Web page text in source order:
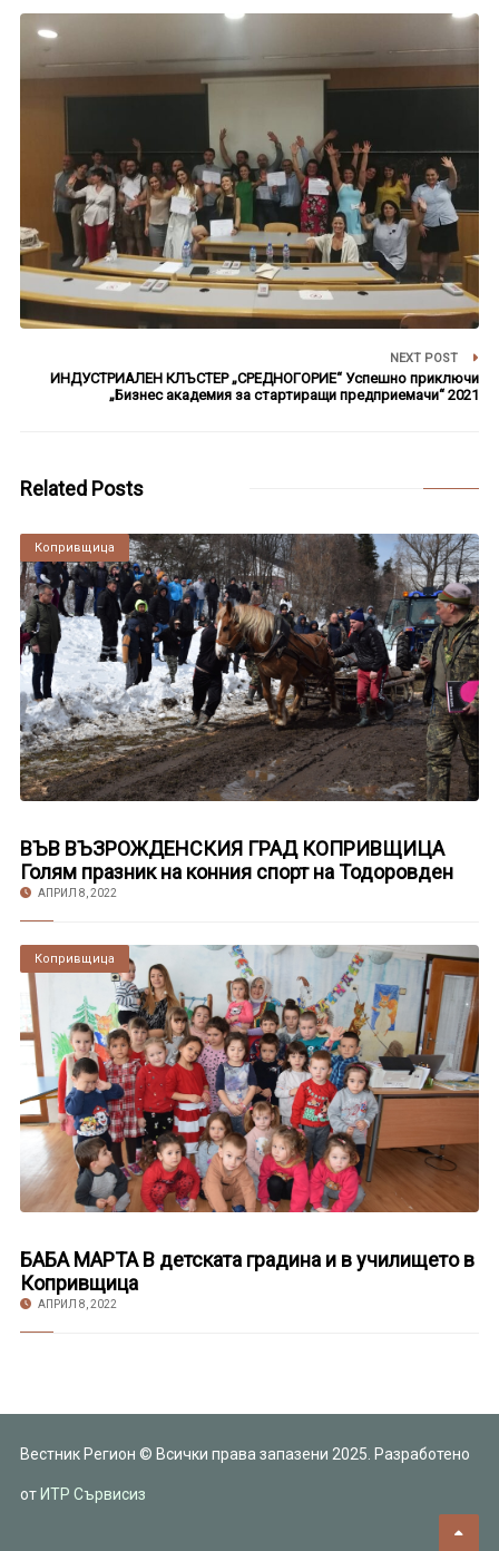
NEXT POST
ИНДУСТРИАЛЕН КЛЪСТЕР „СРЕДНОГОРИЕ“ Успешно приключи
„Бизнес академия за стартиращи предприемачи“ 2021
Related Posts
Копривщица
ВЪВ ВЪЗРОЖДЕНСКИЯ ГРАД КОПРИВЩИЦА
Голям празник на конния спорт на Тодоровден
АПРИЛ 8, 2022
Копривщица
БАБА МАРТА В детската градина и в училището в
Копривщица
АПРИЛ 8, 2022
Вестник Регион © Всички права запазени 2025. Разработено
от ИТР Сървисиз